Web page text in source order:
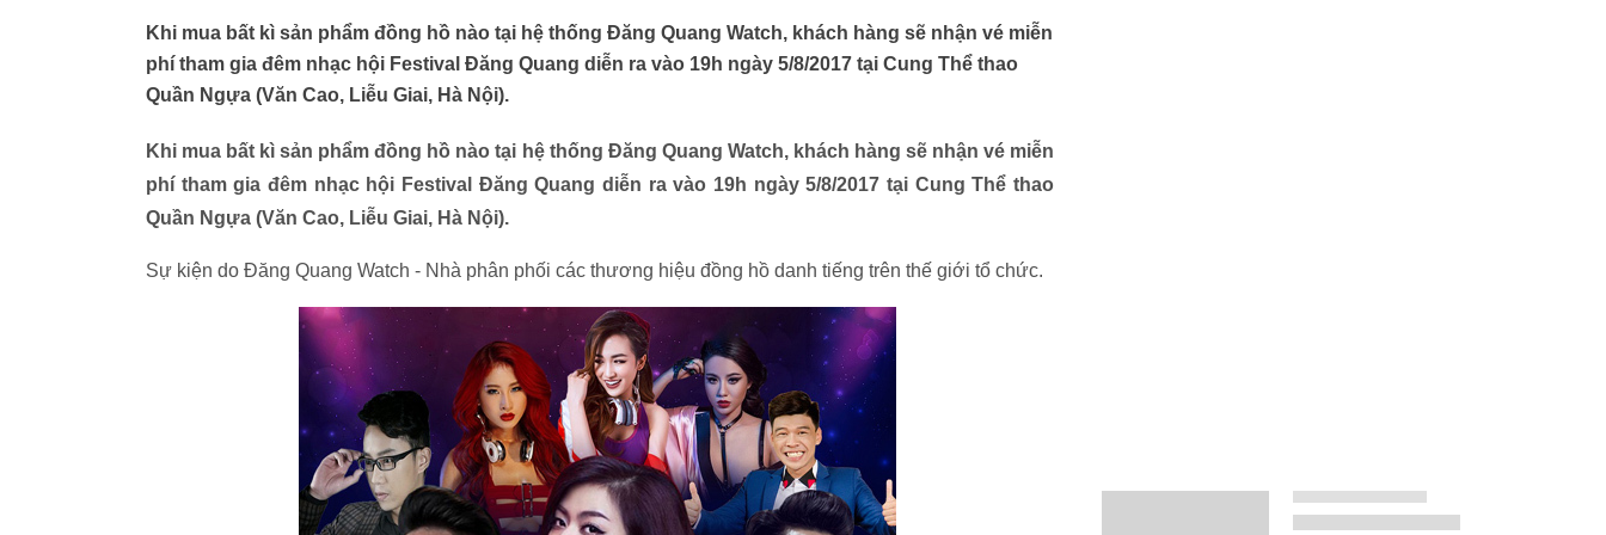
Khi mua bất kì sản phẩm đồng hồ nào tại hệ thống Đăng Quang Watch, khách hàng sẽ nhận vé miễn
phí tham gia đêm nhạc hội Festival Đăng Quang diễn ra vào 19h ngày 5/8/2017 tại Cung Thể thao
Quần Ngựa (Văn Cao, Liễu Giai, Hà Nội).
Khi mua bất kì sản phẩm đồng hồ nào tại hệ thống Đăng Quang Watch, khách hàng sẽ nhận vé miễn
phí tham gia đêm nhạc hội Festival Đăng Quang diễn ra vào 19h ngày 5/8/2017 tại Cung Thể thao
Quần Ngựa (Văn Cao, Liễu Giai, Hà Nội).
Sự kiện do Đăng Quang Watch - Nhà phân phối các thương hiệu đồng hồ danh tiếng trên thế giới tổ chức.